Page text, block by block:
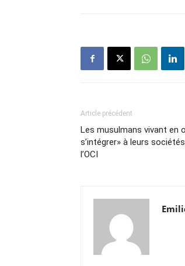
Article précédent
Les musulmans vivant en
s’intégrer» à leurs
l’OCI